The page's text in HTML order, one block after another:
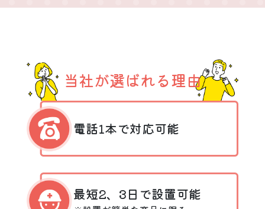
当社が選ばれる理由
電話1本で対応可能
最短2、3日で設置可能